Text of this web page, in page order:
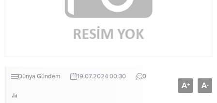
Dünya Gündem 19.07.2024 00:30 0
A+ A-